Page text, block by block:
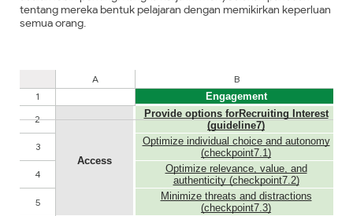
tentang mereka bentuk pelajaran dengan memikirkan keperluan
semua orang.